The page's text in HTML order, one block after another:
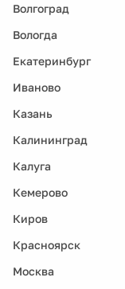
Волгоград
Вологда
Екатеринбург
Иваново
Казань
Калининград
Калуга
Кемерово
Киров
Красноярск
Москва